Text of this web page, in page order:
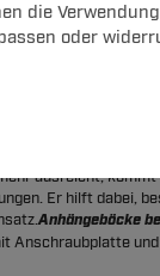
die
oder
ausreicht,
Er hilft dabei,
Anhängeböcke
Anschraubplatte